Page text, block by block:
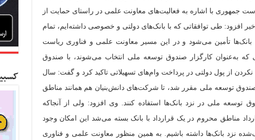
جمهوری با اشاره به فعالیت‌های معاونت علمی در راستای حمایت از
دانش‌بنیان طی ۱۰ ماه اخیر افزود: طی توافقاتی که با بانک‌های دولتی و خصوصی داشته‌ایم، تمام
تأمین می‌شود و در این مسیر معاونت علمی و فناوری ریاست
که به‌عنوان کارگزار صندوق توسعه ملی انتخاب می‌شوند، با صندوق
نکردن از پول دولتی در پرداخت وام‌های تسهیلاتی تاکید کرد و گفت: سال
توسعه ملی مقرر شد، تا شرکت‌های دانش‌بنیان هم همانند مناطق
ملی در نزد بانک‌ها استفاده کنند.
وی افزود: ولی از آنجاکه
مناطق محروم در یک قرارداد با بانک بسته می‌شد این امکان وجود
نزد بانک‌ها داشته باشیم. به همین منظور معاونت علمی و فناوری